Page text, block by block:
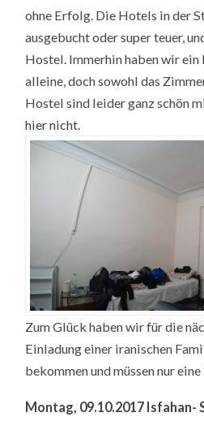
ohne Erfolg. Die Hotels in der
ausgebucht oder super teuer,
Hostel. Immerhin haben wir
alleine, doch sowohl das
Hostel sind leider ganz schön
hier nicht.
Zum Glück haben wir für die
Einladung einer iranischen
bekommen und müssen nur
Montag, 09.10.2017 Isfahan-